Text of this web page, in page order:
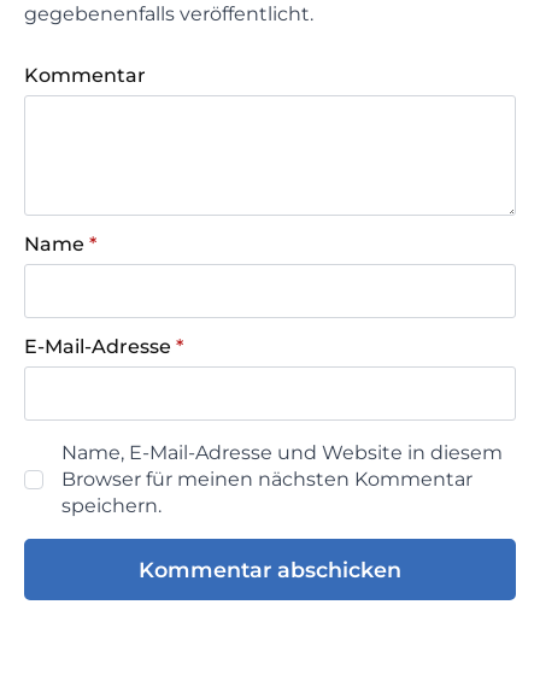
gegebenenfalls veröffentlicht.
Kommentar
Name *
E-Mail-Adresse *
Name, E-Mail-Adresse und Website in diesem
Browser für meinen nächsten Kommentar
speichern.